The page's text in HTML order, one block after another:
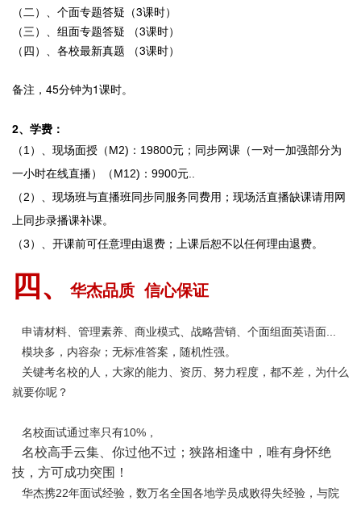
（二）、个面专题答疑（3课时）
（三）、组面专题答疑 （3课时）
（四）、各校最新真题 （3课时）
备注，45分钟为1课时。
2、学费：
（1）、现场面授（M2)：19800元；同步网课（一对一加强部分为
一小时在线直播）（M12)：9900元..
（2）、 现场班与直播班同步同服务同费用；现场活直播缺课请用网
上同步录播课补课。
（3）、 开课前可任意理由退费；上课后恕不以任何理由退费。
四、 华杰品质 信心保证
申请材料、管理素养、商业模式、战略营销、个面组面英语面...
模块多，内容杂；无标准答案，随机性强。
关键考名校的人，大家的能力、资历、努力程度，都不差，为什么
就要你呢？
名校面试通过率只有10%，
名校高手云集、你过他不过；狭路相逢中，唯有身怀绝
技，方可成功突围！
华杰携22年面试经验，数万名全国各地学员成败得失经验，与院